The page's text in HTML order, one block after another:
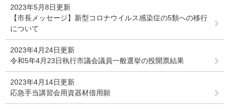
2023年5月8日更新
【市長メッセージ】新型コロナウイルス感染症の5類への移行
について
2023年4月24日更新
令和5年4月23日執行市議会議員一般選挙の投開票結果
2023年4月14日更新
応急手当講習会用資器材借用願